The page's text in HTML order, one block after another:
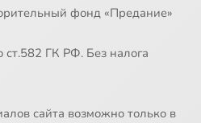
фонд «Предание»
ст.582 ГК РФ. Без налога
сайта возможно только в